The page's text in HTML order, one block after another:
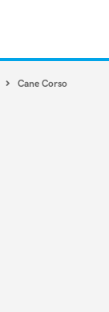
Cane Corso